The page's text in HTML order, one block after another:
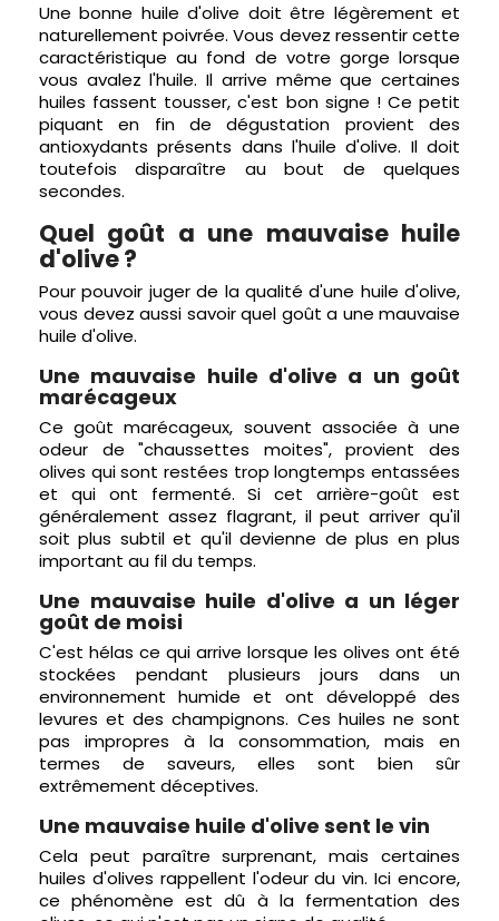
Une bonne huile d'olive doit être légèrement et
naturellement poivrée. Vous devez ressentir cette
caractéristique au fond de votre gorge lorsque
vous avalez l'huile. Il arrive même que certaines
huiles fassent tousser, c'est bon signe ! Ce petit
piquant en fin de dégustation provient des
antioxydants présents dans l'huile d'olive. Il doit
toutefois disparaître au bout de quelques
secondes.
Quel goût a une mauvaise huile
d'olive ?
Pour pouvoir juger de la qualité d'une huile d'olive,
vous devez aussi savoir quel goût a une mauvaise
huile d'olive.
Une mauvaise huile d'olive a un goût
marécageux
Ce goût marécageux, souvent associée à une
odeur de "chaussettes moites", provient des
olives qui sont restées trop longtemps entassées
et qui ont fermenté. Si cet arrière-goût est
généralement assez flagrant, il peut arriver qu'il
soit plus subtil et qu'il devienne de plus en plus
important au fil du temps.
Une mauvaise huile d'olive a un léger
goût de moisi
C'est hélas ce qui arrive lorsque les olives ont été
stockées pendant plusieurs jours dans un
environnement humide et ont développé des
levures et des champignons. Ces huiles ne sont
pas impropres à la consommation, mais en
termes de saveurs, elles sont bien sûr
extrêmement déceptives.
Une mauvaise huile d'olive sent le vin
Cela peut paraître surprenant, mais certaines
huiles d'olives rappellent l'odeur du vin. Ici encore,
ce phénomène est dû à la fermentation des